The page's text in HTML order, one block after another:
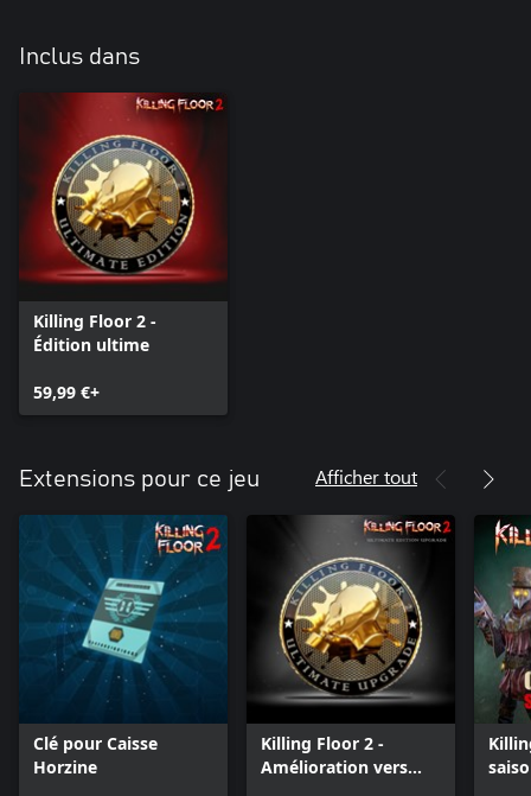
Inclus dans
Killing Floor 2 -
Édition ultime
59,99 €+
Extensions pour ce jeu Afficher tout
Clé pour Caisse
Horzine
Killing Floor 2 -
Amélioration vers